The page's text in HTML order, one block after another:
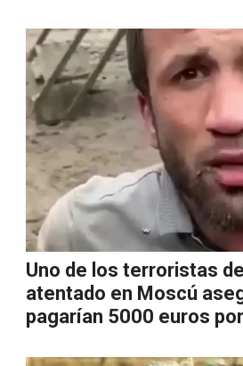
Uno de los terroristas
atentado en Moscú
pagarían 5000 euros